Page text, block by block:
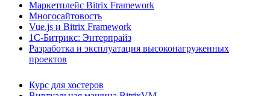
Маркетплейс Bitrix Framework
Многосайтовость
Vue.js и Bitrix Framework
1С-Битрикс: Энтерпрайз
Разработка и эксплуатация высоконагруженных
проектов
Курс для хостеров